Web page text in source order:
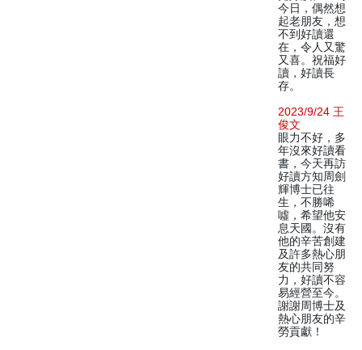
今日，偶然想
起老朋友，想
不到好讀還
在，令人又驚
又喜。祝福好
讀，好讀長
存。
2023/9/24 王
俊文
眼力不好，多
年沒來好讀看
書，今天再訪
好讀方知周劍
輝博士已往
生，不勝唏
噓，希望他安
息天國。沒有
他的辛苦創建
及許多熱心朋
友的共同努
力，好讀不容
易經營至今。
謝謝周博士及
熱心朋友的辛
勞貢獻！